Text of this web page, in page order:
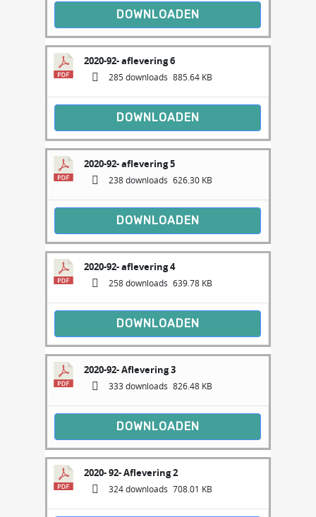
DOWNLOADEN
2020-92- aflevering 6
285 downloads 885.64 KB
DOWNLOADEN
2020-92- aflevering 5
238 downloads 626.30 KB
DOWNLOADEN
2020-92- aflevering 4
258 downloads 639.78 KB
DOWNLOADEN
2020-92- Aflevering 3
333 downloads 826.48 KB
DOWNLOADEN
2020- 92- Aflevering 2
324 downloads 708.01 KB